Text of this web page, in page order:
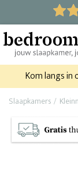
Kom langs in
Slaapkamers